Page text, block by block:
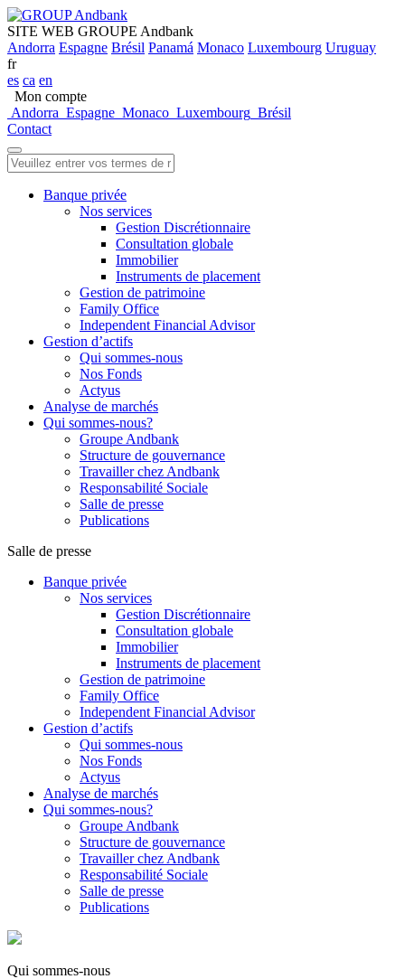
SITE WEB GROUPE Andbank
Andorra Espagne Brésil Panamá Monaco Luxembourg Uruguay
fr
es ca en
Mon compte
Andorra Espagne Monaco Luxembourg Brésil
Contact
Banque privée
Nos services
Gestion Discrétionnaire
Consultation globale
Immobilier
Instruments de placement
Gestion de patrimoine
Family Office
Independent Financial Advisor
Gestion d’actifs
Qui sommes-nous
Nos Fonds
Actyus
Analyse de marchés
Qui sommes-nous?
Groupe Andbank
Structure de gouvernance
Travailler chez Andbank
Responsabilité Sociale
Salle de presse
Publications
Salle de presse
Banque privée
Nos services
Gestion Discrétionnaire
Consultation globale
Immobilier
Instruments de placement
Gestion de patrimoine
Family Office
Independent Financial Advisor
Gestion d’actifs
Qui sommes-nous
Nos Fonds
Actyus
Analyse de marchés
Qui sommes-nous?
Groupe Andbank
Structure de gouvernance
Travailler chez Andbank
Responsabilité Sociale
Salle de presse
Publications
Qui sommes-nous